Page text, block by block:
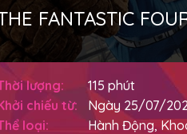
FANTASTIC
lượng:
115 phút
chiếu từ:
Ngày 25/07/
loại:
Hành Động,